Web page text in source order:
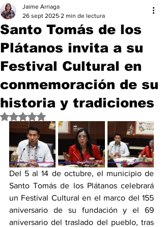
Santo Tomás de los
Plátanos invita a su
Festival Cultural en
conmemoración de su
historia y tradiciones
Jaime Arriaga
26 sept 2025 2 min de lectura
Obtuvo NaN de 5 estrellas.
Del 5 al 14 de octubre, el municipio de
Santo Tomás de los Plátanos celebrará
un Festival Cultural en el marco del 155
aniversario de su fundación y el 69
aniversario del traslado del pueblo, tras